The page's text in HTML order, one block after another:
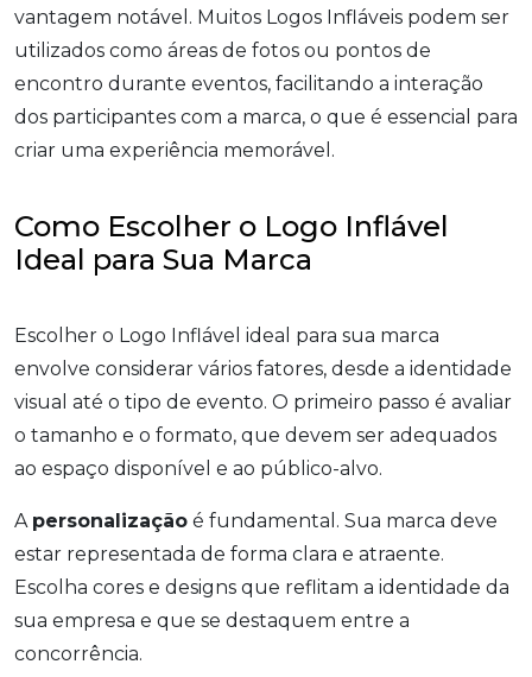
vantagem notável. Muitos Logos Infláveis podem ser
utilizados como áreas de fotos ou pontos de
encontro durante eventos, facilitando a interação
dos participantes com a marca, o que é essencial para
criar uma experiência memorável.
Como Escolher o Logo Inflável
Ideal para Sua Marca
Escolher o Logo Inflável ideal para sua marca
envolve considerar vários fatores, desde a identidade
visual até o tipo de evento. O primeiro passo é avaliar
o tamanho e o formato, que devem ser adequados
ao espaço disponível e ao público-alvo.
A personalização é fundamental. Sua marca deve
estar representada de forma clara e atraente.
Escolha cores e designs que reflitam a identidade da
sua empresa e que se destaquem entre a
concorrência.